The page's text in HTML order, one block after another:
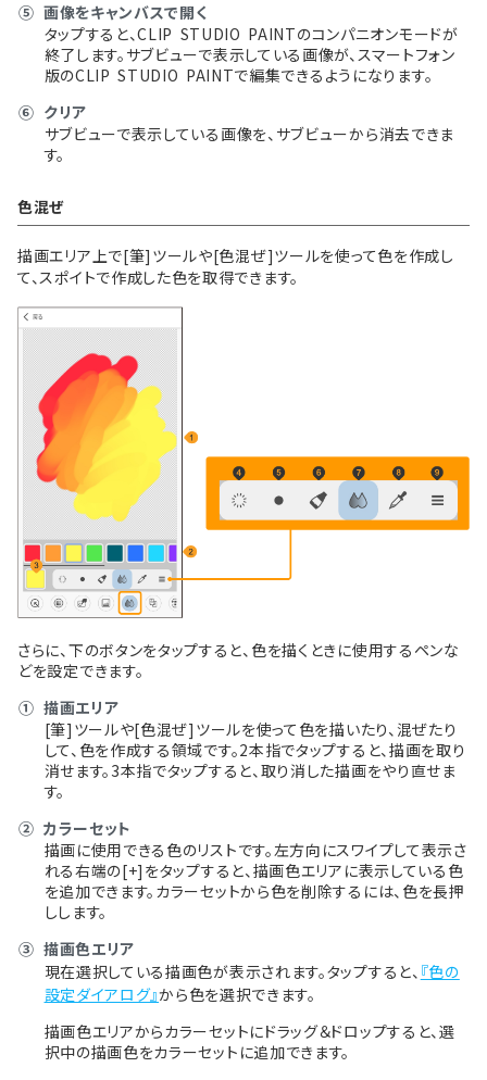
⑤ 画像をキャンバスで開く
タップすると、CLIP STUDIO PAINTのコンパニオンモードが
終了します。サブビューで表示している画像が、スマートフォン
版のCLIP STUDIO PAINTで編集できるようになります。
⑥ クリア
サブビューで表示している画像を、サブビューから消去できま
す。
色混ぜ
描画エリア上で[筆]ツールや[色混ぜ]ツールを使って色を作成し
て、スポイトで作成した色を取得できます。
さらに、下のボタンをタップすると、色を描くときに使用するペンな
どを設定できます。
① 描画エリア
[筆]ツールや[色混ぜ]ツールを使って色を描いたり、混ぜたり
して、色を作成する領域です。2本指でタップすると、描画を取り
消せます。3本指でタップすると、取り消した描画をやり直せま
す。
② カラーセット
描画に使用できる色のリストです。左方向にスワイプして表示さ
れる右端の[+]をタップすると、描画色エリアに表示している色
を追加できます。カラーセットから色を削除するには、色を長押
しします。
③ 描画色エリア
現在選択している描画色が表示されます。タップすると、 『色の
設定ダイアログ』から色を選択できます。
描画色エリアからカラーセットにドラッグ＆ドロップすると、選
択中の描画色をカラーセットに追加できます。